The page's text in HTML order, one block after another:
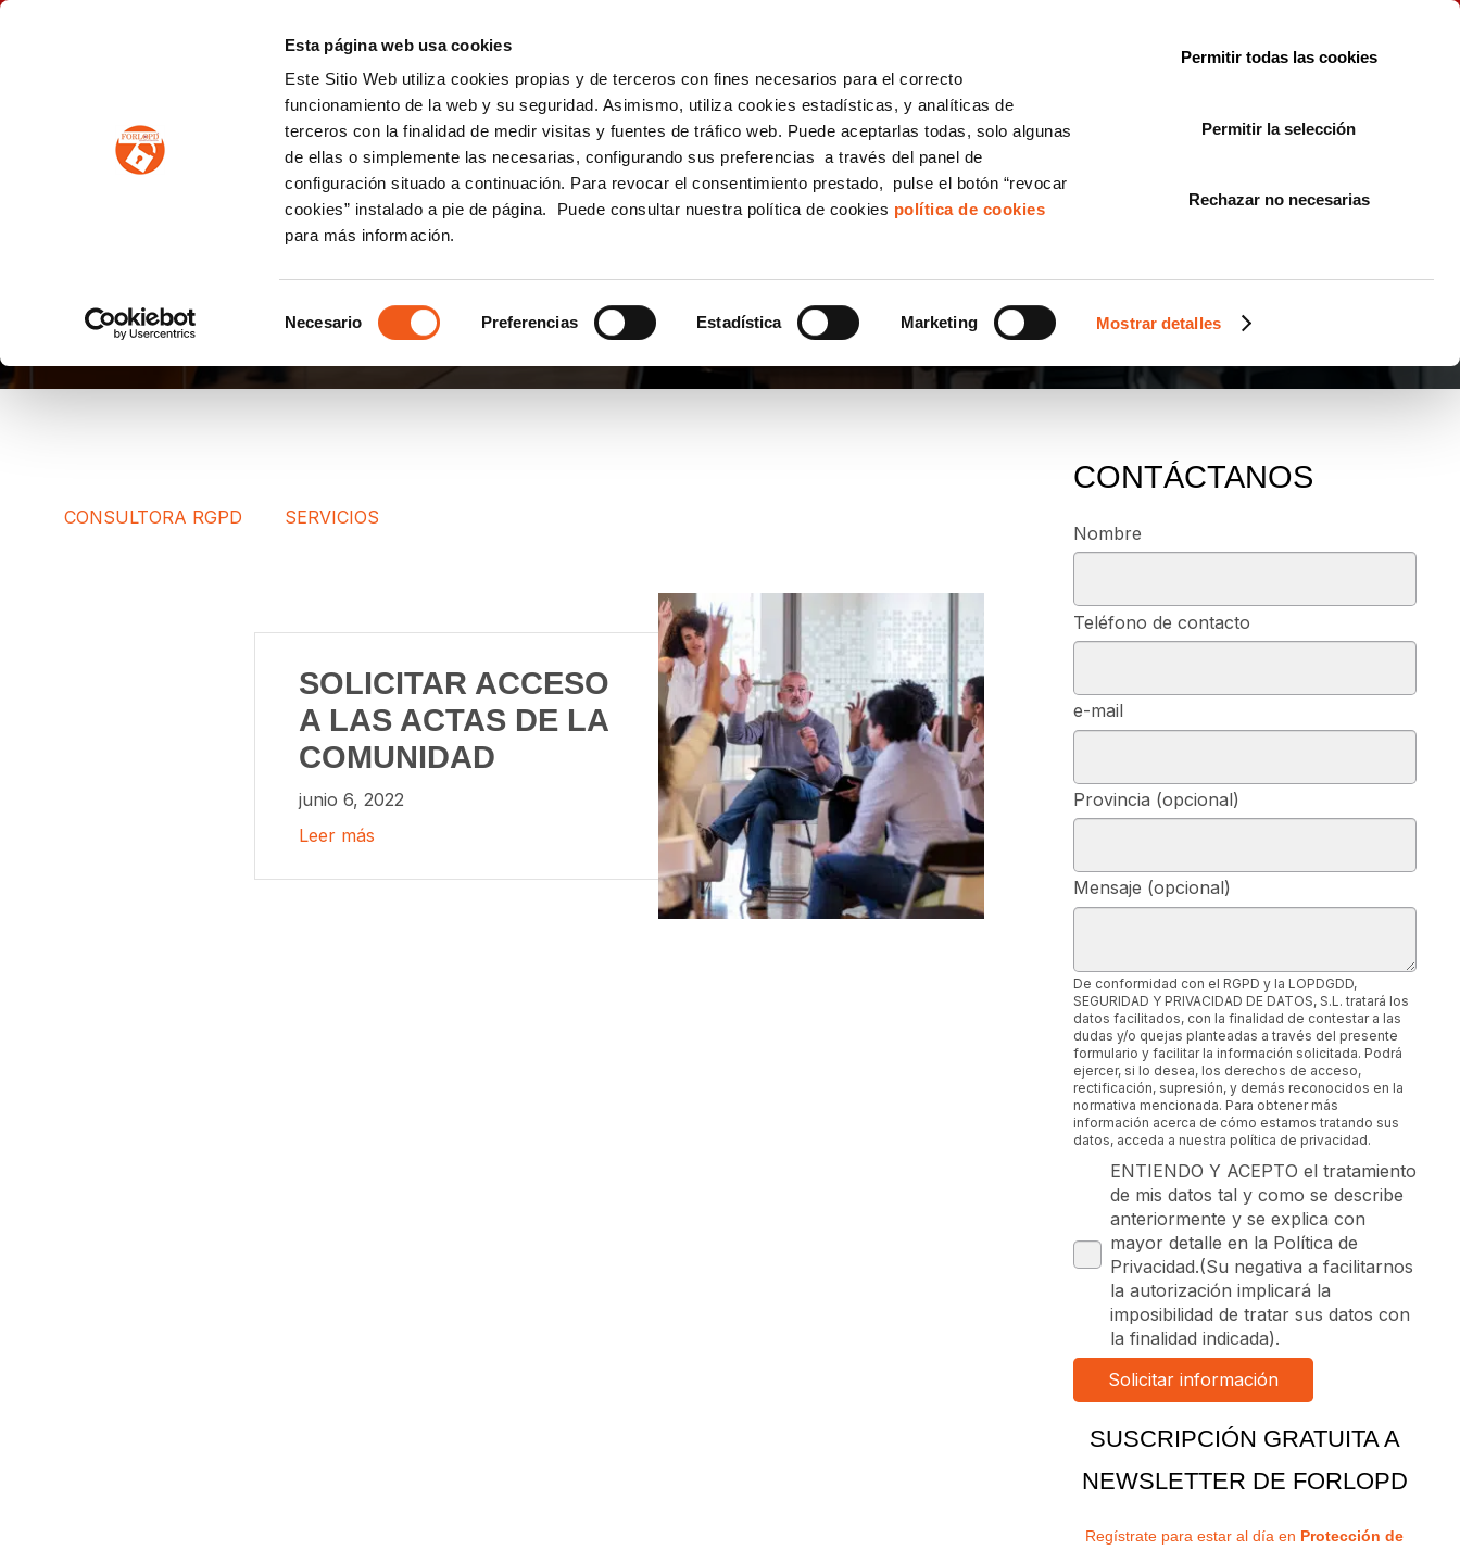
Esta página web usa cookies
Este Sitio Web utiliza cookies propias y de terceros con fines necesarios para el correcto
funcionamiento de la web y su seguridad. Asimismo, utiliza cookies estadísticas, y analíticas de
terceros con la finalidad de medir visitas y fuentes de tráfico web. Puede aceptarlas todas, solo algunas
de ellas o simplemente las necesarias, configurando sus preferencias a través del panel de
configuración situado a continuación. Para revocar el consentimiento prestado, pulse el botón “revocar
cookies” instalado a pie de página. Puede consultar nuestra política de cookies política de cookies
para más información.
de
Necesario Preferencias Estadística Marketing Mostrar detalles
Permitir todas las cookies
Permitir la selección
Rechazar no necesarias
PROTECCION DE DATOS IGUALDAD CONSULTORÍA ECOMMERCE LSSI CANAL DENUNCIAS
SOLICITAR ACCESO ACTAS DE LA COMUNIDAD
CONSULTORA RGPD SERVICIOS
SOLICITAR ACCESO
A LAS ACTAS DE LA
COMUNIDAD
junio 6, 2022
Leer más
CONTÁCTANOS
Nombre
Teléfono de contacto
e-mail
Provincia (opcional)
Mensaje (opcional)
De conformidad con el RGPD y la LOPDGDD,
SEGURIDAD Y PRIVACIDAD DE DATOS, S.L. tratará los
datos facilitados, con la finalidad de contestar a las
dudas y/o quejas planteadas a través del presente
formulario y facilitar la información solicitada. Podrá
ejercer, si lo desea, los derechos de acceso,
rectificación, supresión, y demás reconocidos en la
normativa mencionada. Para obtener más
información acerca de cómo estamos tratando sus
datos, acceda a nuestra política de privacidad.
ENTIENDO Y ACEPTO el tratamiento
de mis datos tal y como se describe
anteriormente y se explica con
mayor detalle en la Política de
Privacidad.(Su negativa a facilitarnos
la autorización implicará la
imposibilidad de tratar sus datos con
la finalidad indicada).
SUSCRIPCIÓN GRATUITA A
NEWSLETTER DE FORLOPD
Regístrate para estar al día en Protección de